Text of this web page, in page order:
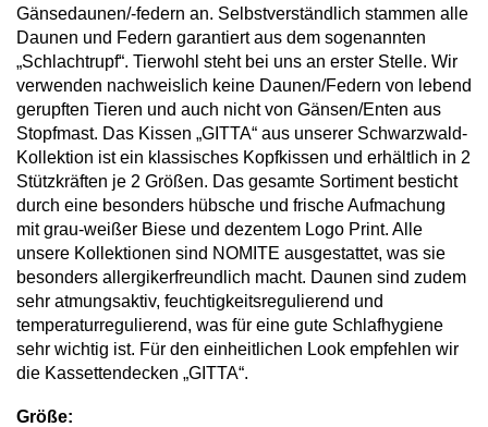
Gänsedaunen/-federn an. Selbstverständlich stammen alle
Daunen und Federn garantiert aus dem sogenannten
„Schlachtrupf“. Tierwohl steht bei uns an erster Stelle. Wir
verwenden nachweislich keine Daunen/Federn von lebend
gerupften Tieren und auch nicht von Gänsen/Enten aus
Stopfmast. Das Kissen „GITTA“ aus unserer Schwarzwald-
Kollektion ist ein klassisches Kopfkissen und erhältlich in 2
Stützkräften je 2 Größen. Das gesamte Sortiment besticht
durch eine besonders hübsche und frische Aufmachung
mit grau-weißer Biese und dezentem Logo Print. Alle
unsere Kollektionen sind NOMITE ausgestattet, was sie
besonders allergikerfreundlich macht. Daunen sind zudem
sehr atmungsaktiv, feuchtigkeitsregulierend und
temperaturregulierend, was für eine gute Schlafhygiene
sehr wichtig ist. Für den einheitlichen Look empfehlen wir
die Kassettendecken „GITTA“.
Größe: